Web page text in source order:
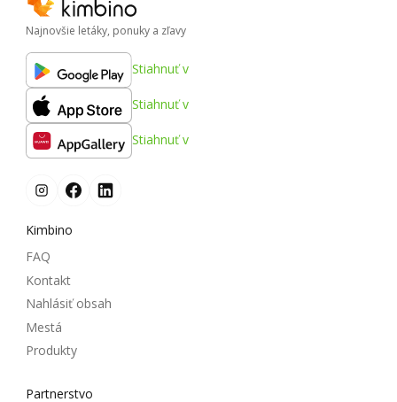
Najnovšie letáky, ponuky a zľavy
Stiahnuť v
Stiahnuť v
Stiahnuť v
Kimbino
FAQ
Kontakt
Nahlásiť obsah
Mestá
Produkty
Partnerstvo